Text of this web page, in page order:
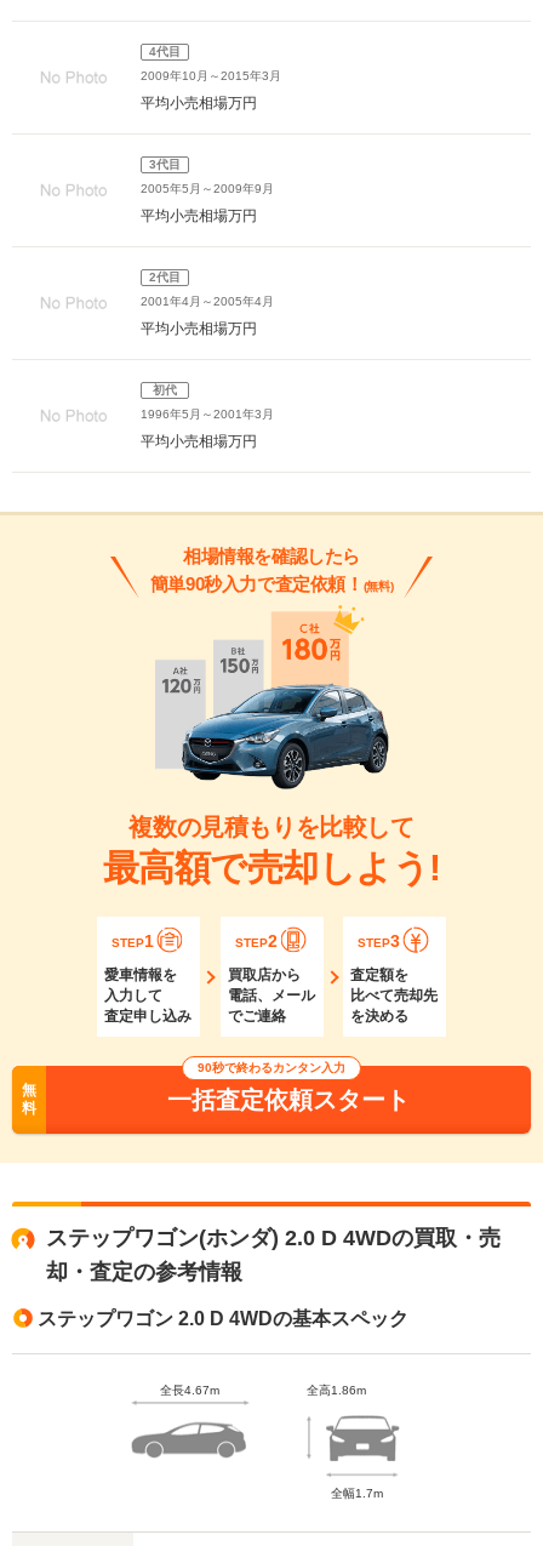
4代目
2009年10月～2015年3月
平均小売相場万円
3代目
2005年5月～2009年9月
平均小売相場万円
2代目
2001年4月～2005年4月
平均小売相場万円
初代
1996年5月～2001年3月
平均小売相場万円
相場情報を確認したら
簡単90秒入力で査定依頼！ (無料)
複数の見積もりを比較して
最高額で売却しよう!
STEP1
愛車情報を
入力して
査定申し込み
STEP2
買取店から
電話、メール
でご連絡
STEP3
査定額を
比べて売却先
を決める
無
料
90秒で終わるカンタン入力
一括査定依頼スタート
ステップワゴン(ホンダ) 2.0 D 4WDの買取・売
却・査定の参考情報
ステップワゴン 2.0 D 4WDの基本スペック
全長4.67m 全高1.86m
全幅1.7m